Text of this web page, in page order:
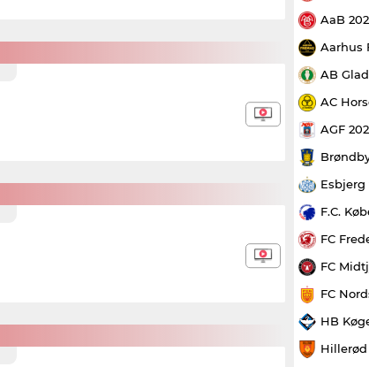
AaB
Aarhus
AB
AC
AGF
Esbjerg
F.C.
FC
FC
FC
HB
Hillerød